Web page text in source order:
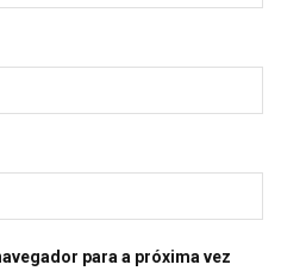
para a próxima vez